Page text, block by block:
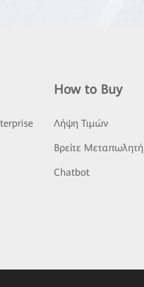
How to Buy
Λήψη Τιμών
Βρείτε Μεταπωλητή
Chatbot